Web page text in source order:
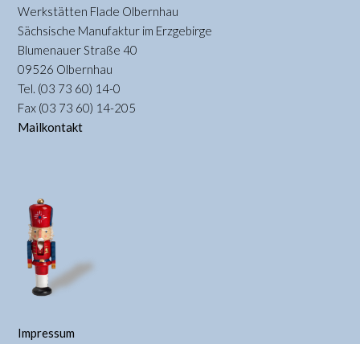
Werkstätten Flade Olbernhau
Sächsische Manufaktur im Erzgebirge
Blumenauer Straße 40
09526 Olbernhau
Tel. (03 73 60) 14-0
Fax (03 73 60) 14-205
Mailkontakt
Impressum